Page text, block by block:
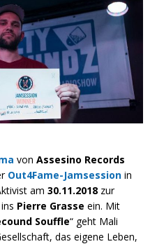
von Assesino Records
Out4Fame-Jamsession in
am 30.11.2018 zur
Pierre Grasse ein. Mit
Souffle“ geht Mali
das eigene Leben,